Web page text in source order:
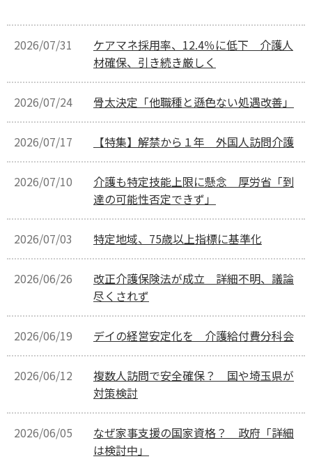
2026/07/31
ケアマネ採用率、12.4％に低下 介護人
材確保、引き続き厳しく
2026/07/24 骨太決定「他職種と遜色ない処遇改善」
2026/07/17 【特集】解禁から１年 外国人訪問介護
2026/07/10
介護も特定技能上限に懸念 厚労省「到
達の可能性否定できず」
2026/07/03 特定地域、75歳以上指標に基準化
2026/06/26
改正介護保険法が成立 詳細不明、議論
尽くされず
2026/06/19 デイの経営安定化を 介護給付費分科会
2026/06/12
複数人訪問で安全確保？ 国や埼玉県が
対策検討
2026/06/05
なぜ家事支援の国家資格？ 政府「詳細
は検討中」